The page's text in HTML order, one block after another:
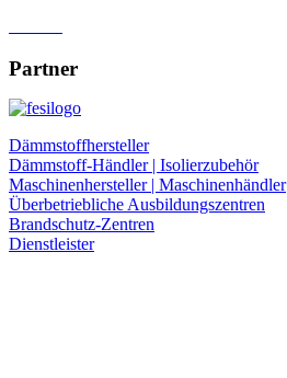
Partner
Dämmstoffhersteller
Dämmstoff-Händler | Isolierzubehör
Maschinenhersteller | Maschinenhändler
Überbetriebliche Ausbildungszentren
Brandschutz-Zentren
Dienstleister